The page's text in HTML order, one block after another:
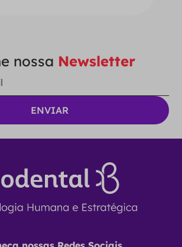
nossa Newsletter